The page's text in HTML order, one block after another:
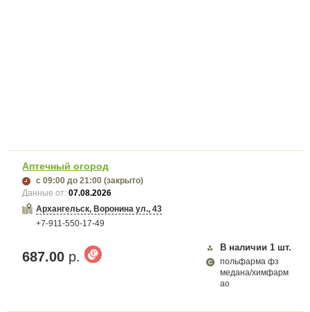
Аптечный огород
с 09:00 до 21:00 (закрыто)
Данные от:07.08.2026
Архангельск, Воронина ул., 43
+7-911-550-17-49
687.00 р.
В наличии 1 шт.
польфарма фз
медана/химфарм
ао